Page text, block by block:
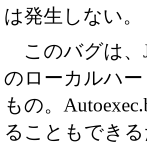
は発生しない。
このバグは、
のローカルハ
もの。
ることもでき